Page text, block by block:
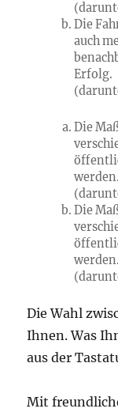
Die
auch
Erfolg.
Die
werden.
Die
werden.
Die Wahl
Ihnen. Was
aus der
Mit